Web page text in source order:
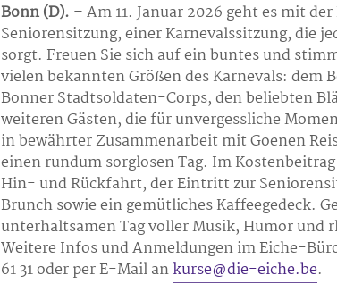
Bonn (D). – Am 11. Januar 2026 geht es mit
Seniorensitzung, einer Karnevalssitzung, die
sorgt. Freuen Sie sich auf ein buntes und
vielen bekannten Größen des Karnevals: dem
Bonner Stadtsoldaten-Corps, den beliebten
weiteren Gästen, die für unvergessliche
in bewährter Zusammenarbeit mit Goenen
einen rundum sorglosen Tag. Im
Hin- und Rückfahrt, der Eintritt zur
Brunch sowie ein gemütliches Kaffeegedeck.
unterhaltsamen Tag voller Musik, Humor und
Weitere Infos und Anmeldungen im Eiche-
61 31 oder per E-Mail ankurse@die-eiche.be.